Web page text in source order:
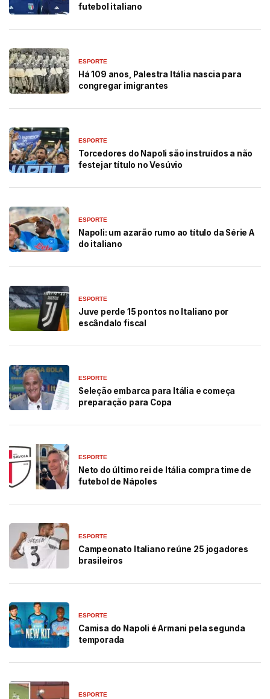
futebol italiano
ESPORTE
Há 109 anos, Palestra Itália nascia para
congregar imigrantes
ESPORTE
Torcedores do Napoli são instruídos a não
festejar título no Vesúvio
ESPORTE
Napoli: um azarão rumo ao título da Série A
do italiano
ESPORTE
Juve perde 15 pontos no Italiano por
escândalo fiscal
ESPORTE
Seleção embarca para Itália e começa
preparação para Copa
ESPORTE
Neto do último rei de Itália compra time de
futebol de Nápoles
ESPORTE
Campeonato Italiano reúne 25 jogadores
brasileiros
ESPORTE
Camisa do Napoli é Armani pela segunda
temporada
ESPORTE